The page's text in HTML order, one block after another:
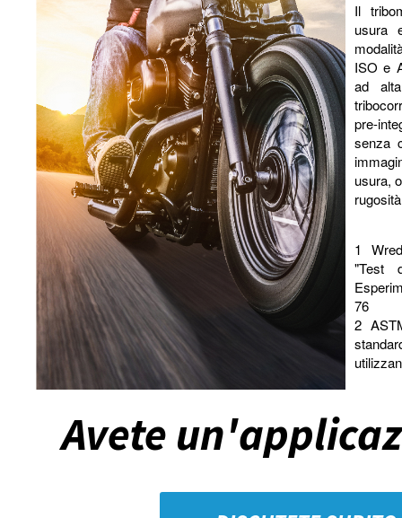
Il
usura
ISO e
ad
pre-
senza
usura,
1
"Test
76
2
Avete